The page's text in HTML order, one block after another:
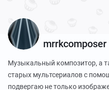
mrrkcomposer
Музыкальный композитор, а
старых мультсериалов с
подвергаю не только